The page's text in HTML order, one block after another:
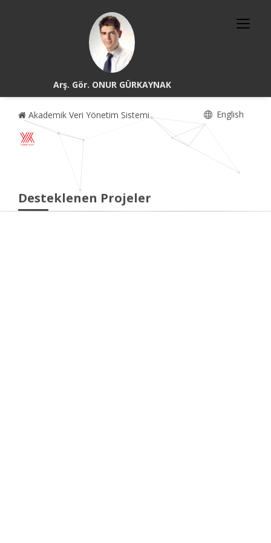
Arş. Gör. ONUR GÜRKAYNAK
Akademik Veri Yönetim Sistemi English
Desteklenen Projeler